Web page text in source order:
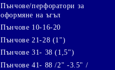
Пънчове/перфоратори за
оформяне на ъгъл
Пънчове 10-16-20
Пънчове 21-28 (1")
Пънчове 31- 38 (1,5")
Пънчове 41- 88 /2" -3.5" /